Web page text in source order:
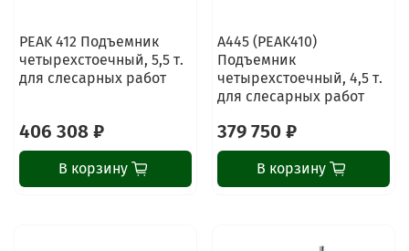
PEAK 412 Подъемник
четырехстоечный, 5,5 т.
для слесарных работ
406 308 ₽
В корзину
A445 (PEAK410)
Подъемник
четырехстоечный, 4,5 т.
для слесарных работ
379 750 ₽
В корзину